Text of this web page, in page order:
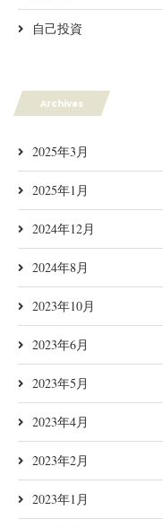
自己投資
Archives
2025年3月
2025年1月
2024年12月
2024年8月
2023年10月
2023年6月
2023年5月
2023年4月
2023年2月
2023年1月